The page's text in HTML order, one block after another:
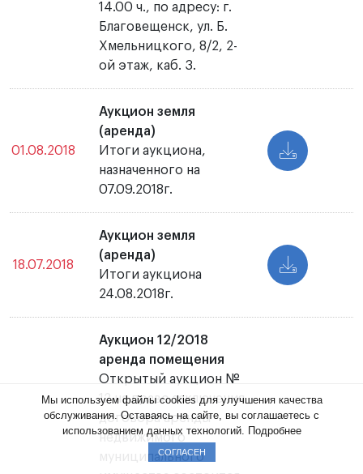
14.00 ч., по адресу: г.
Благовещенск, ул. Б.
Хмельницкого, 8/2, 2-
ой этаж, каб. 3.
01.08.2018
Аукцион земля
(аренда)
Итоги аукциона,
назначенного на
07.09.2018г.
18.07.2018
Аукцион земля
(аренда)
Итоги аукциона
24.08.2018г.
Аукцион 12/2018
аренда помещения
Открытый аукцион №
12 на право заключения
договора аренды
недвижимого
муниципального
Мы используем файлы cookies для улучшения качества
обслуживания. Оставаясь на сайте, вы соглашаетесь с
использованием данных технологий. Подробнее
СОГЛАСЕН